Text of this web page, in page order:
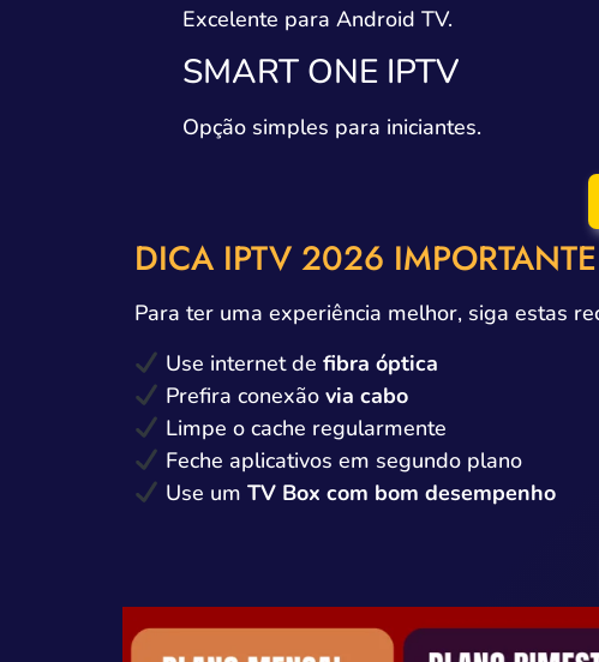
Excelente para Android TV.
SMART ONE IPTV
Opção simples para iniciantes.
DICA IPTV 2026 IMPORTANTE
Para ter uma experiência melhor, siga estas
Use internet de fibra óptica
Prefira conexão via cabo
Limpe o cache regularmente
Feche aplicativos em segundo plano
Use um TV Box com bom desempenho